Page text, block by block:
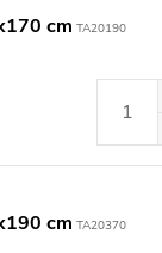
cm TA20190
cm TA20370